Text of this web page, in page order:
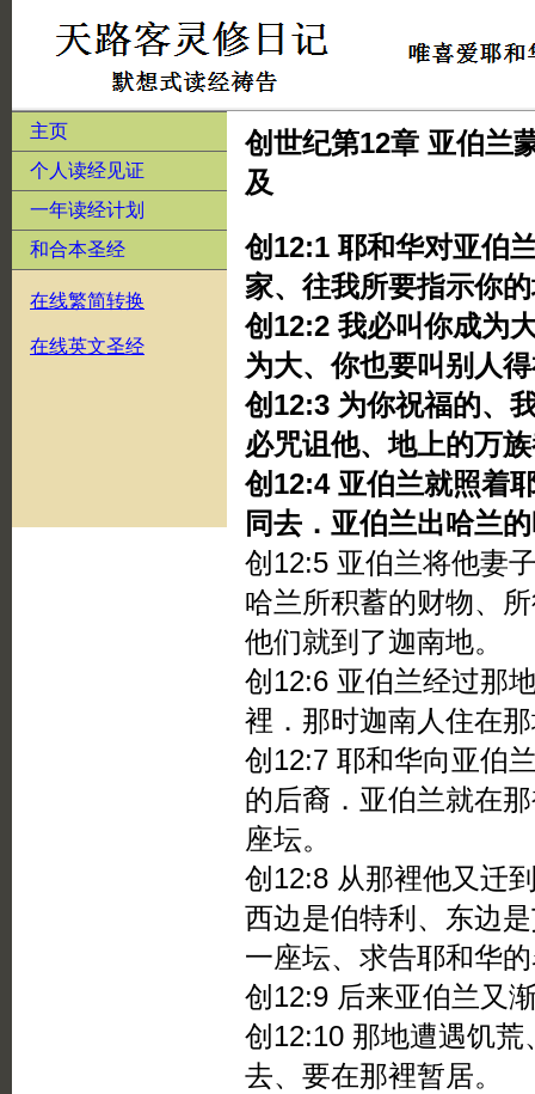
主页
个人读经见证
一年读经计划
和合本圣经
在线繁简转换
在线英文圣经
创世纪第12章 亚伯兰
及
创12:1 耶和华对亚伯
家、往我所要指示你
创12:2 我必叫你成为
为大、你也要叫别人
创12:3 为你祝福的、
必咒诅他、地上的万
创12:4 亚伯兰就照着
同去．亚伯兰出哈兰
创12:5 亚伯兰将他妻
哈兰所积蓄的财物、
他们就到了迦南地。
创12:6 亚伯兰经过那
裡．那时迦南人住在
创12:7 耶和华向亚伯
的后裔．亚伯兰就在
座坛。
创12:8 从那裡他又迁
西边是伯特利、东边
一座坛、求告耶和华
创12:9 后来亚伯兰又
创12:10 那地遭遇饥
去、要在那裡暂居。